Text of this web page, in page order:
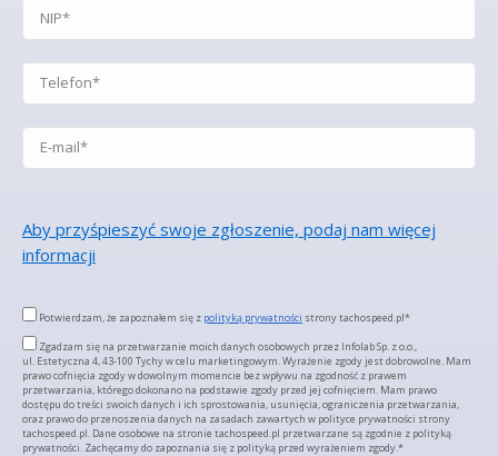
Aby przyśpieszyć swoje zgłoszenie, podaj nam więcej
informacji
Potwierdzam, że zapoznałem się z polityką prywatności strony tachospeed.pl*
Zgadzam się na przetwarzanie moich danych osobowych przez Infolab Sp. z o.o.,
ul. Estetyczna 4, 43-100 Tychy w celu marketingowym. Wyrażenie zgody jest dobrowolne. Mam
prawo cofnięcia zgody w dowolnym momencie bez wpływu na zgodność z prawem
przetwarzania, którego dokonano na podstawie zgody przed jej cofnięciem. Mam prawo
dostępu do treści swoich danych i ich sprostowania, usunięcia, ograniczenia przetwarzania,
oraz prawo do przenoszenia danych na zasadach zawartych w polityce prywatności strony
tachospeed.pl. Dane osobowe na stronie tachospeed.pl przetwarzane są zgodnie z polityką
prywatności. Zachęcamy do zapoznania się z polityką przed wyrażeniem zgody.*